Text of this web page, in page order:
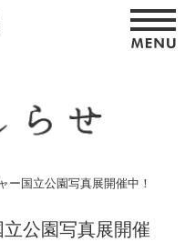
ー国立公園写真展開催中！
公園写真展開催